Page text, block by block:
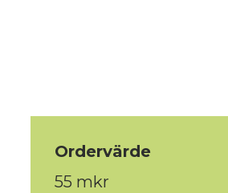
Ordervärde
55 mkr